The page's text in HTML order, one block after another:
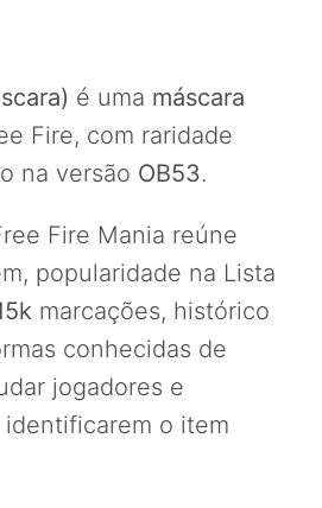
é uma máscara
Fire, com raridade
na versão OB53.
Fire Mania reúne
popularidade na Lista
marcações, histórico
conhecidas de
jogadores e
o item